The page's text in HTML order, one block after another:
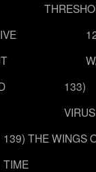
133)
VIRUS
139) THE WINGS
TIME